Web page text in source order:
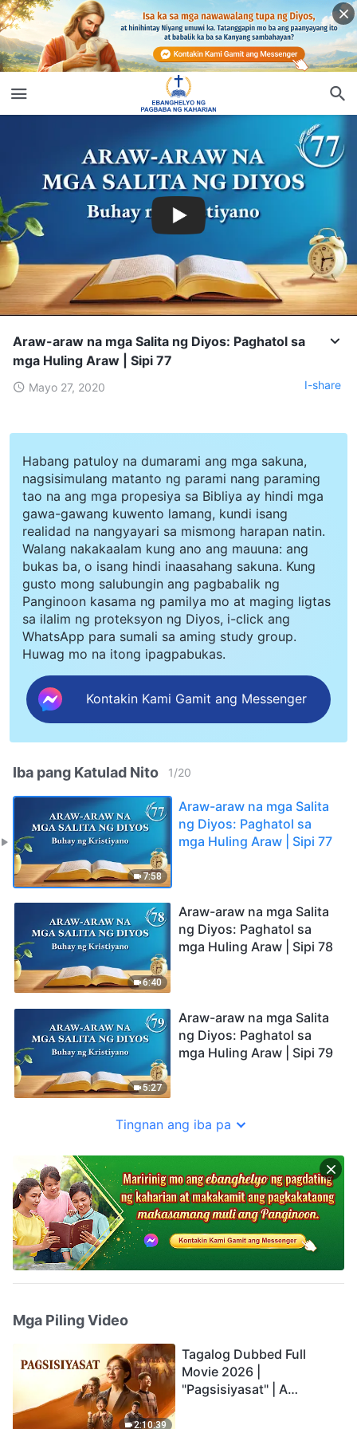
Araw-araw na mga Salita ng Diyos: Paghatol sa
mga Huling Araw | Sipi 77
Mayo 27, 2020 I-share
Habang patuloy na dumarami ang mga sakuna,
nagsisimulang matanto ng parami nang paraming
tao na ang mga propesiya sa Bibliya ay hindi mga
gawa-gawang kuwento lamang, kundi isang
realidad na nangyayari sa mismong harapan natin.
Walang nakakaalam kung ano ang mauuna: ang
bukas ba, o isang hindi inaasahang sakuna. Kung
gusto mong salubungin ang pagbabalik ng
Panginoon kasama ng pamilya mo at maging ligtas
sa ilalim ng proteksyon ng Diyos, i-click ang
WhatsApp para sumali sa aming study group.
Huwag mo na itong ipagpabukas.
Kontakin Kami Gamit ang Messenger
Iba pang Katulad Nito 1/20
7:58
Araw-araw na mga Salita
ng Diyos: Paghatol sa
mga Huling Araw | Sipi 77
6:40
Araw-araw na mga Salita
ng Diyos: Paghatol sa
mga Huling Araw | Sipi 78
5:27
Araw-araw na mga Salita
ng Diyos: Paghatol sa
mga Huling Araw | Sipi 79
Tingnan ang iba pa
Mga Piling Video
2:10:39
Tagalog Dubbed Full
Movie 2026 |
"Pagsisiyasat" | A